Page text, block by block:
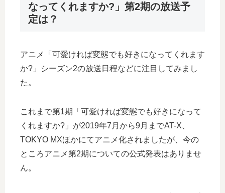
なってくれますか?」第2期の放送予
定は？
アニメ「可愛ければ変態でも好きになってくれます
か?」シーズン2の放送日程などに注目してみまし
た。
これまで第1期「可愛ければ変態でも好きになって
くれますか?」が2019年7月から9月までAT-X、
TOKYO MXほかにてアニメ化されましたが、今の
ところアニメ第2期についての公式発表はありませ
ん。